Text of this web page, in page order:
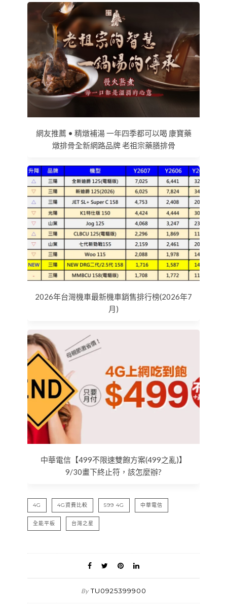
網友推薦 • 精燉補湯 一年四季都可以喝 康寶藥
燉排骨全新網路品牌 老祖宗藥膳排骨
2026年台灣機車最新機車銷售排行榜(2026年7
月)
中華電信【499不限速雙飽方案(499之亂)】
9/30畫下終止符，該怎麼辦?
4G 4G資費比較 599 4G 中華電信
全能平板 台灣之星
By TU0925399900